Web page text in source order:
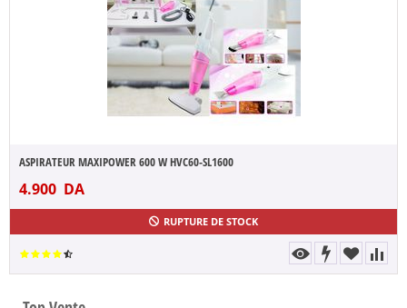
ASPIRATEUR MAXIPOWER 600 W HVC60-SL1600
4.900 DA
RUPTURE DE STOCK